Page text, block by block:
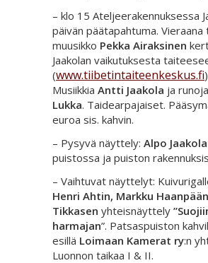
– klo 15 Ateljeerakennuksessa
päivän päätapahtuma. Vieraana
muusikko Pekka Airaksinen
Jaakolan vaikutuksesta
(www.tiibetintaiteenkeskus.fi
Musiikkia Antti Jaakola ja runoja
Lukka. Taidearpajaiset.
euroa sis. kahvin.
– Pysyvä näyttely: Alpo
puistossa ja puiston
– Vaihtuvat näyttelyt:
Henri Ahtin, Markku Haanpään
Tikkasen yhteisnäyttely
harmajan”. Patsaspuiston
esillä Loimaan Kamerat ry:n
Luonnon taikaa I & II.